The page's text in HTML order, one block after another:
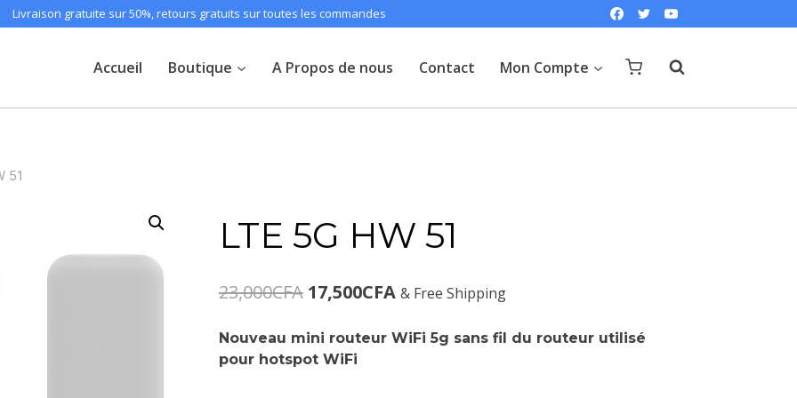
Livraison gratuite sur 50%, retours gratuits sur toutes les commandes
Accueil Boutique A Propos de nous Contact Mon Compte
51
LTE 5G HW 51
23,000CFA Le
prix
initial
17,500CFALe
prix
& Free Shipping
Nouveau mini routeur WiFi 5g sans fil du routeur utilisé
pour hotspot WiFi